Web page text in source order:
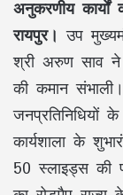
अनुकरणीय
रायपुर। उप
श्री अरुण साव
की कमान
जनप्रतिनिधियों
कार्यशाला के
50 स्लाइड्स की